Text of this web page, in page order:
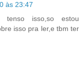
às 23:47
isso,so estou
isso pra ler,e tbm ter